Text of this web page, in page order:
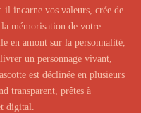
incarne vos valeurs, crée de
mémorisation de votre
en amont sur la personnalité,
un personnage vivant,
est déclinée en plusieurs
transparent, prêtes à
digital.